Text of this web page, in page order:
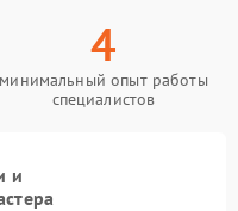
4
минимальный опыт работы
специалистов
и